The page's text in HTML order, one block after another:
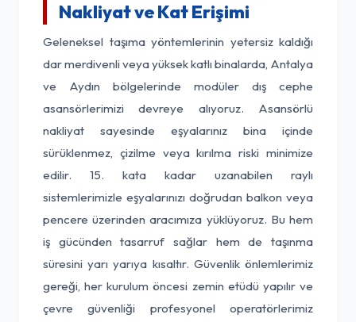
Nakliyat ve Kat Erişimi
Geleneksel taşıma yöntemlerinin yetersiz kaldığı
dar merdivenli veya yüksek katlı binalarda, Antalya
ve Aydın bölgelerinde modüler dış cephe
asansörlerimizi devreye alıyoruz. Asansörlü
nakliyat sayesinde eşyalarınız bina içinde
sürüklenmez, çizilme veya kırılma riski minimize
edilir. 15. kata kadar uzanabilen raylı
sistemlerimizle eşyalarınızı doğrudan balkon veya
pencere üzerinden aracımıza yüklüyoruz. Bu hem
iş gücünden tasarruf sağlar hem de taşınma
süresini yarı yarıya kısaltır. Güvenlik önlemlerimiz
gereği, her kurulum öncesi zemin etüdü yapılır ve
çevre güvenliği profesyonel operatörlerimiz